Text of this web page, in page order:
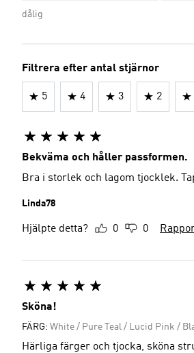
dålig
Filtrera efter antal stjärnor
5 4 3 2
Bekväma och håller passformen.
Bra i storlek och lagom tjocklek.
Linda78
Hjälpte detta? 0 0
Sköna!
FÄRG: White / Pure Teal / Lucid Pink /
Härliga färger och tjocka, sköna